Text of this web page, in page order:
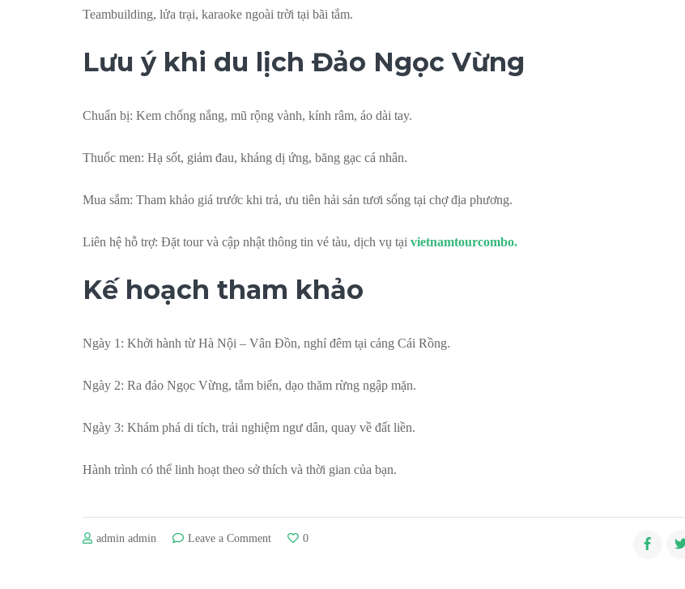
Teambuilding, lửa trại, karaoke ngoài trời tại bãi tắm.
Lưu ý khi du lịch Đảo Ngọc Vừng
Chuẩn bị: Kem chống nắng, mũ rộng vành, kính râm, áo dài tay.
Thuốc men: Hạ sốt, giảm đau, kháng dị ứng, băng gạc cá nhân.
Mua sắm: Tham khảo giá trước khi trả, ưu tiên hải sản tươi sống tại chợ địa phương.
Liên hệ hỗ trợ: Đặt tour và cập nhật thông tin vé tàu, dịch vụ tại vietnamtourcombo.
Kế hoạch tham khảo
Ngày 1: Khởi hành từ Hà Nội – Vân Đồn, nghỉ đêm tại cảng Cái Rồng.
Ngày 2: Ra đảo Ngọc Vừng, tắm biển, dạo thăm rừng ngập mặn.
Ngày 3: Khám phá di tích, trải nghiệm ngư dân, quay về đất liền.
Hành trình có thể linh hoạt theo sở thích và thời gian của bạn.
admin admin Leave a Commenton
0